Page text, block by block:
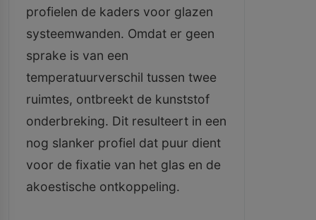
profielen de kaders voor glazen
systeemwanden. Omdat er geen
sprake is van een
temperatuurverschil tussen twee
ruimtes, ontbreekt de kunststof
onderbreking. Dit resulteert in een
nog slanker profiel dat puur dient
voor de fixatie van het glas en de
akoestische ontkoppeling.